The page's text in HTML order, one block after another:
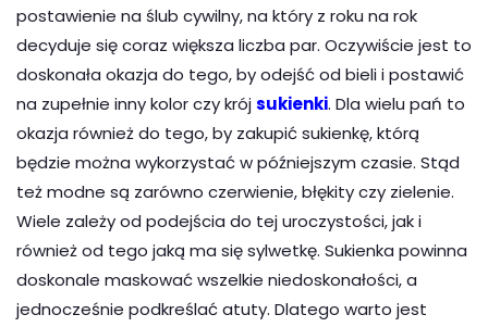
postawienie na ślub cywilny, na który z roku na rok
decyduje się coraz większa liczba par. Oczywiście jest to
doskonała okazja do tego, by odejść od bieli i postawić
na zupełnie inny kolor czy krójsukienki. Dla wielu pań to
okazja również do tego, by zakupić sukienkę, którą
będzie można wykorzystać w późniejszym czasie. Stąd
też modne są zarówno czerwienie, błękity czy zielenie.
Wiele zależy od podejścia do tej uroczystości, jak i
również od tego jaką ma się sylwetkę. Sukienka powinna
doskonale maskować wszelkie niedoskonałości, a
jednocześnie podkreślać atuty. Dlatego warto jest